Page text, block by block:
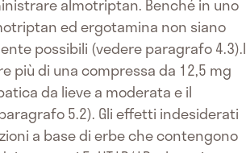
almotriptan. Benché in uno
ed ergotamina non siano
possibili (vedere paragrafo 4.3).I
più di una compressa da 12,5 mg
da lieve a moderata e il
5.2). Gli effetti indesiderati
a base di erbe che contengono